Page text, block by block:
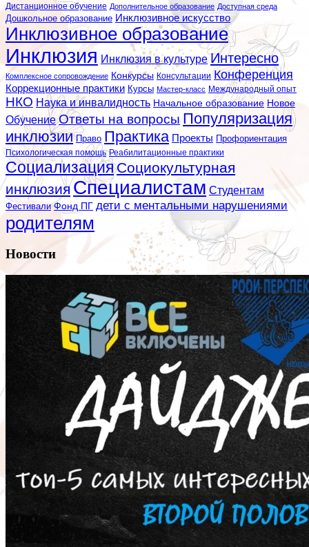
Дистанционное обучение Дополнительное образование Доступная среда
Дошкольное образование Инклюзивное искусство
Инклюзивное образование
Инклюзия Инклюзия в культуре Интересно
Комплексное сопровождение Конкурсы Консультации Конференция
Коррекционные практики Курсы Мастер-класс Международный опыт
НКО Наука и инвалидность Начальное образование Новое
Обучение Ответы на вопросы Популяризация
инклюзии Право Практика Проекты Профориентация
Психологическая помощь Реабилитационные практики
СоциализацияСоциокультурная
инклюзия Специалистам Студентам
Фестивали Фонд ПГ дети с ментальными нарушениями
родителям
Новости